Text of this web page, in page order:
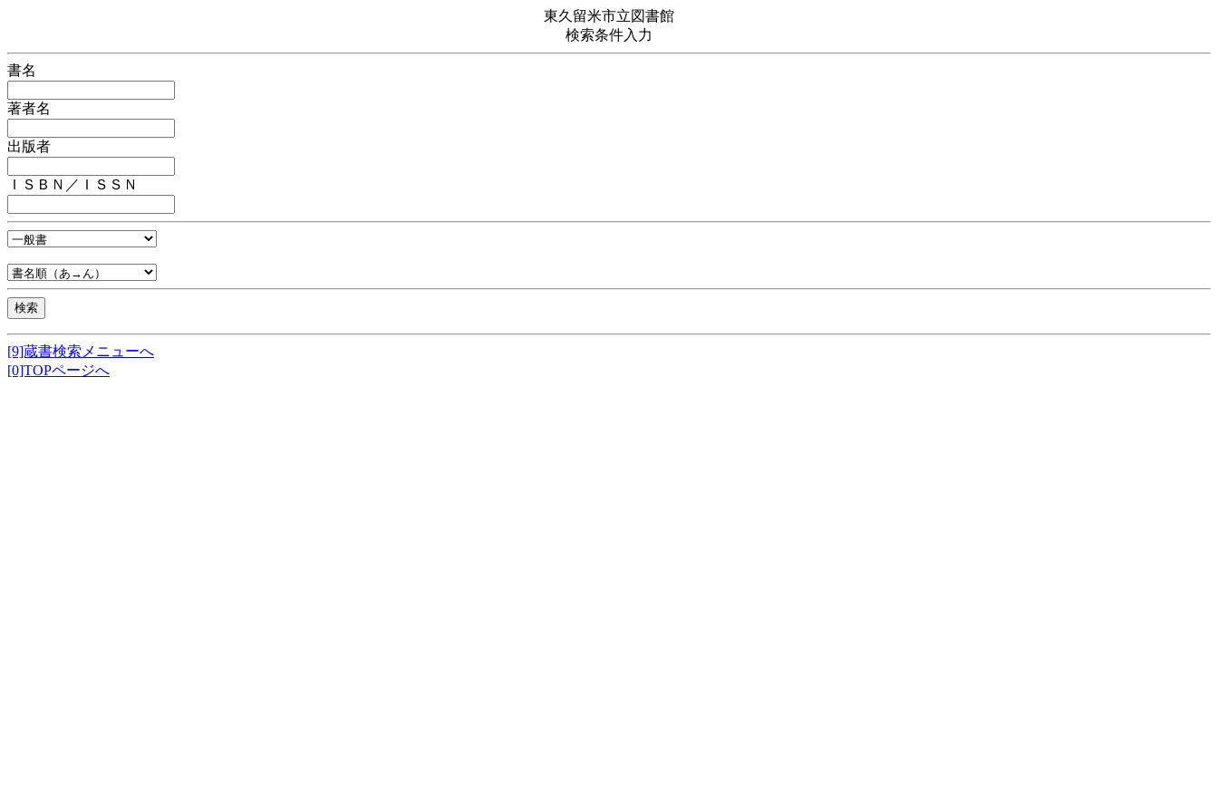
東久留米市立図書館
検索条件入力
書名
著者名
出版者
ＩＳＢＮ／ＩＳＳＮ
[9]蔵書検索メニューへ
[0]TOPページへ